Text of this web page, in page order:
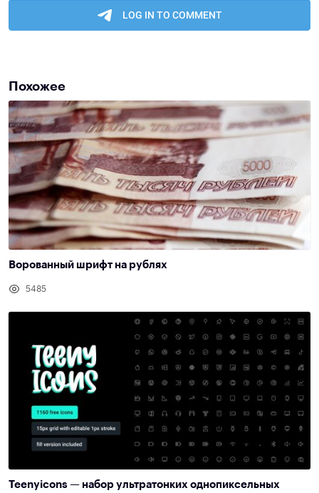
Похожее
Ворованный шрифт на рублях
5485
Teenyicons — набор ультратонких однопиксельных